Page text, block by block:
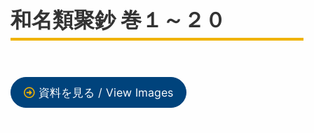
和名類聚鈔 巻１～２０
資料を見る / View Images